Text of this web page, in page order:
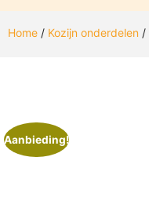
Home / Kozijn onderdelen /
Aanbieding!